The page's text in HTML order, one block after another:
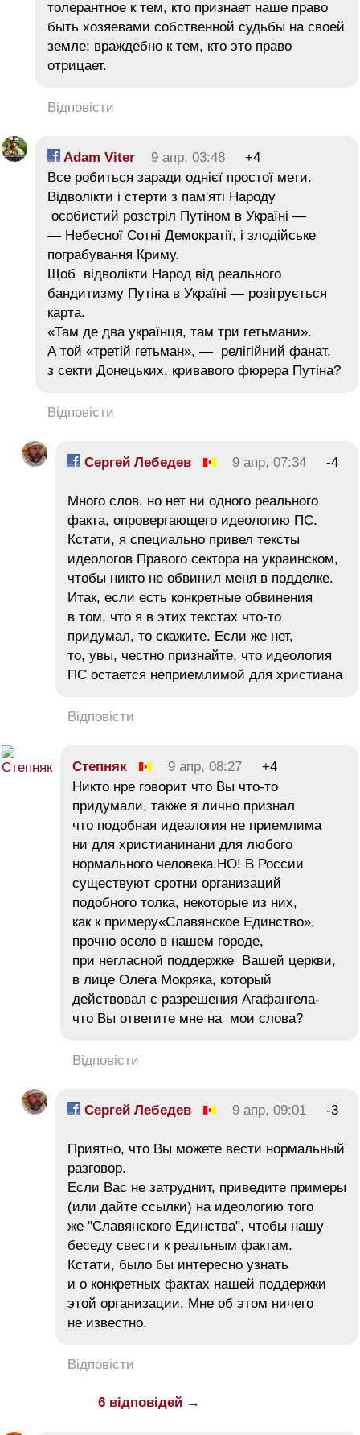
толерантное к тем, кто признает наше право
быть хозяевами собственной судьбы на своей
земле; враждебно к тем, кто это право
отрицает.
Відповісти
Adam Viter 9 апр, 03:48
+4
Все робиться заради однієї простої мети.
Відволікти і стерти з пам'яті Народу
особистий розстріл Путіном в Україні —
— Небесної Сотні Демократії, і злодійське
пограбування Криму.
Щоб відволікти Народ від реального
бандитизму Путіна в Україні — розігрується
карта.
«Там де два українця, там три гетьмани».
А той «третій гетьман», — релігійний фанат,
з секти Донецьких, кривавого фюрера Путіна?
Відповісти
Сергей Лебедев 9 апр, 07:34 -4
Много слов, но нет ни одного реального
факта, опровергающего идеологию ПС.
Кстати, я специально привел тексты
идеологов Правого сектора на украинском,
чтобы никто не обвинил меня в подделке.
Итак, если есть конкретные обвинения
в том, что я в этих текстах что-то
придумал, то скажите. Если же нет,
то, увы, честно признайте, что идеология
ПС остается неприемлимой для христиана
Відповісти
Cтепняк 9 апр, 08:27
+4
Никто нре говорит что Вы что-то
придумали, также я лично признал
что подобная идеалогия не приемлима
ни для христианинани для любого
нормального человека.НО! В России
существуют сротни организаций
подобного толка, некоторые из них,
как к примеру«Славянское Единство»,
прочно осело в нашем городе,
при негласной поддержке Вашей церкви,
в лице Олега Мокряка, который
действовал с разрешения Агафангела-
что Вы ответите мне на мои слова?
Відповісти
Сергей Лебедев 9 апр, 09:01 -3
Приятно, что Вы можете вести нормальный
разговор.
Если Вас не затруднит, приведите примеры
(или дайте ссылки) на идеологию того
же "Славянского Единства", чтобы нашу
беседу свести к реальным фактам.
Кстати, было бы интересно узнать
и о конкретных фактах нашей поддержки
этой организации. Мне об этом ничего
не известно.
Відповісти
6 відповідей →